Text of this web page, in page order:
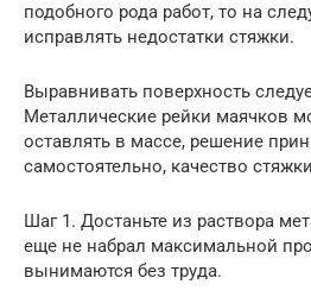
подобного рода работ, то на
исправлять недостатки стяжки.
Выравнивать поверхность
Металлические рейки маячков
оставлять в массе, решение
самостоятельно, качество
Шаг 1. Достаньте из раствора
еще не набрал максимальной
вынимаются без труда.